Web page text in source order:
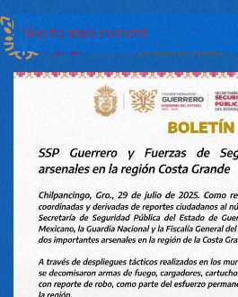
Skip to main content